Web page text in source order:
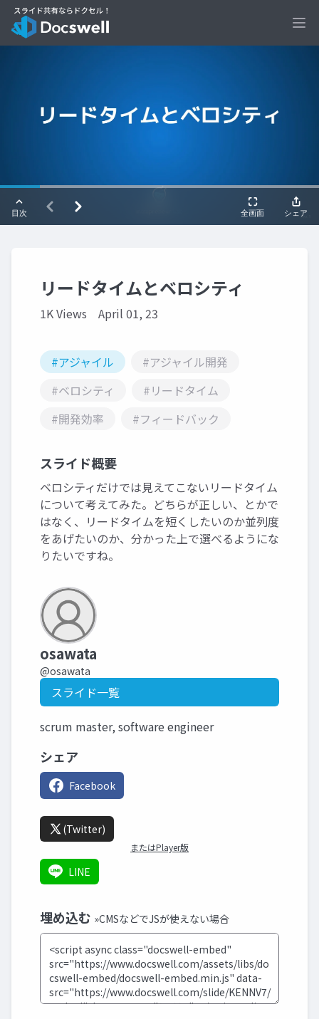
リードタイムとベロシティ
1K Views April 01, 23
#アジャイル
#アジャイル開発
#ベロシティ
#リードタイム
#開発効率
#フィードバック
スライド概要
ベロシティだけでは見えてこないリードタイム
について考えてみた。どちらが正しい、とかで
はなく、リードタイムを短くしたいのか並列度
をあげたいのか、分かった上で選べるようにな
りたいですね。
osawata
@osawata
スライド一覧
scrum master, software engineer
シェア
Facebook
(Twitter)
またはPlayer版
LINE
埋め込む »CMSなどでJSが使えない場合